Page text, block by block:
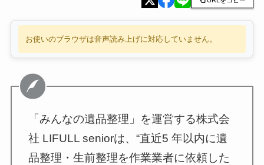
お使いのブラウザは音声読み上げに対応していません。
「みんなの遺品整理」を運営する株式会
社 LIFULL seniorは、“直近5 年以内に遺
品整理・生前整理を作業業者に依頼した